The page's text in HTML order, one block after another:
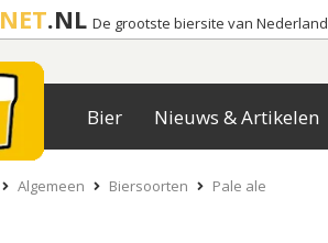
NET.NL De grootste biersite van Nederland
Bier Nieuws & Artikelen
Algemeen Biersoorten Pale ale